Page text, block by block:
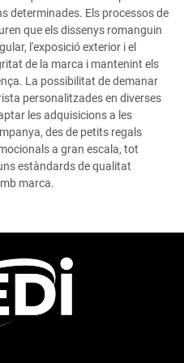
determinades. Els processos de
que els dissenys romanguin
l'exposició exterior i el
de la marca i mantenint els
La possibilitat de demanar
personalitzades en diverses
les adquisicions a les
des de petits regals
a gran escala, tot
estàndards de qualitat
marca.